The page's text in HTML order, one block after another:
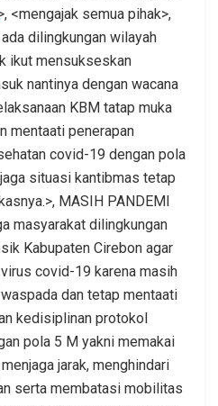
<mengajak semua pihak>,
dilingkungan wilayah
ikut mensukseskan
nantinya dengan wacana
KBM tatap muka
mentaati penerapan
covid-19 dengan pola
situasi kantibmas tetap
MASIH PANDEMI
masyarakat dilingkungan
Kabupaten Cirebon agar
covid-19 karena masih
dan tetap mentaati
kedisiplinan protokol
pola 5 M yakni memakai
jarak, menghindari
serta membatasi mobilitas